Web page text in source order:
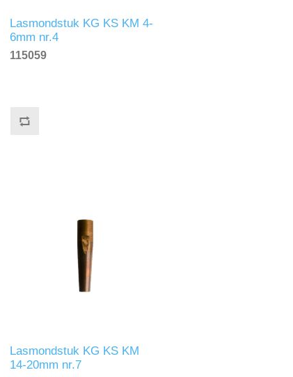
Lasmondstuk KG KS KM 4-
6mm nr.4
115059
Lasmondstuk KG KS KM
14-20mm nr.7